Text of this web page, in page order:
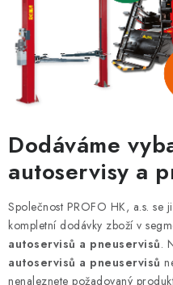
Dodáváme
autoservisy a
Společnost PROFO HK, a.s.
kompletní dodávky zboží v
autoservisů a pneuservisů.
autoservisů a pneuservisů
nenaleznete požadovaný